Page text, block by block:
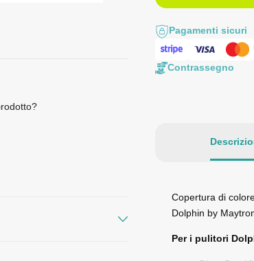
Pagamenti sicuri
Contrassegno
Copertura di
Dolphin by
Per i pulitori